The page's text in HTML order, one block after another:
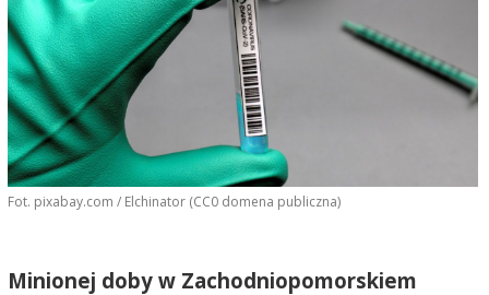
Fot. pixabay.com / Elchinator (CC0 domena publiczna)
Minionej doby w Zachodniopomorskiem